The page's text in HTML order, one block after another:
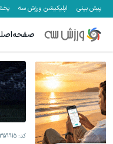
پیش بینی اپلیکیشن ورزش سه
کد: